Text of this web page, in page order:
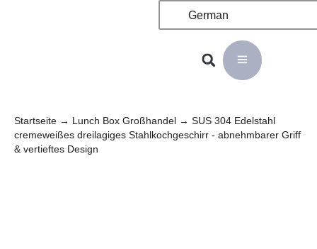
German
Startseite → Lunch Box Großhandel → SUS 304 Edelstahl
cremeweißes dreilagiges Stahlkochgeschirr - abnehmbarer Griff
& vertieftes Design